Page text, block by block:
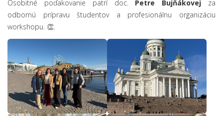
Osobitné poďakovanie patrí doc. Petre Bujňákovej za
odbornú prípravu študentov a profesionálnu organizáciu
workshopu. 👏.